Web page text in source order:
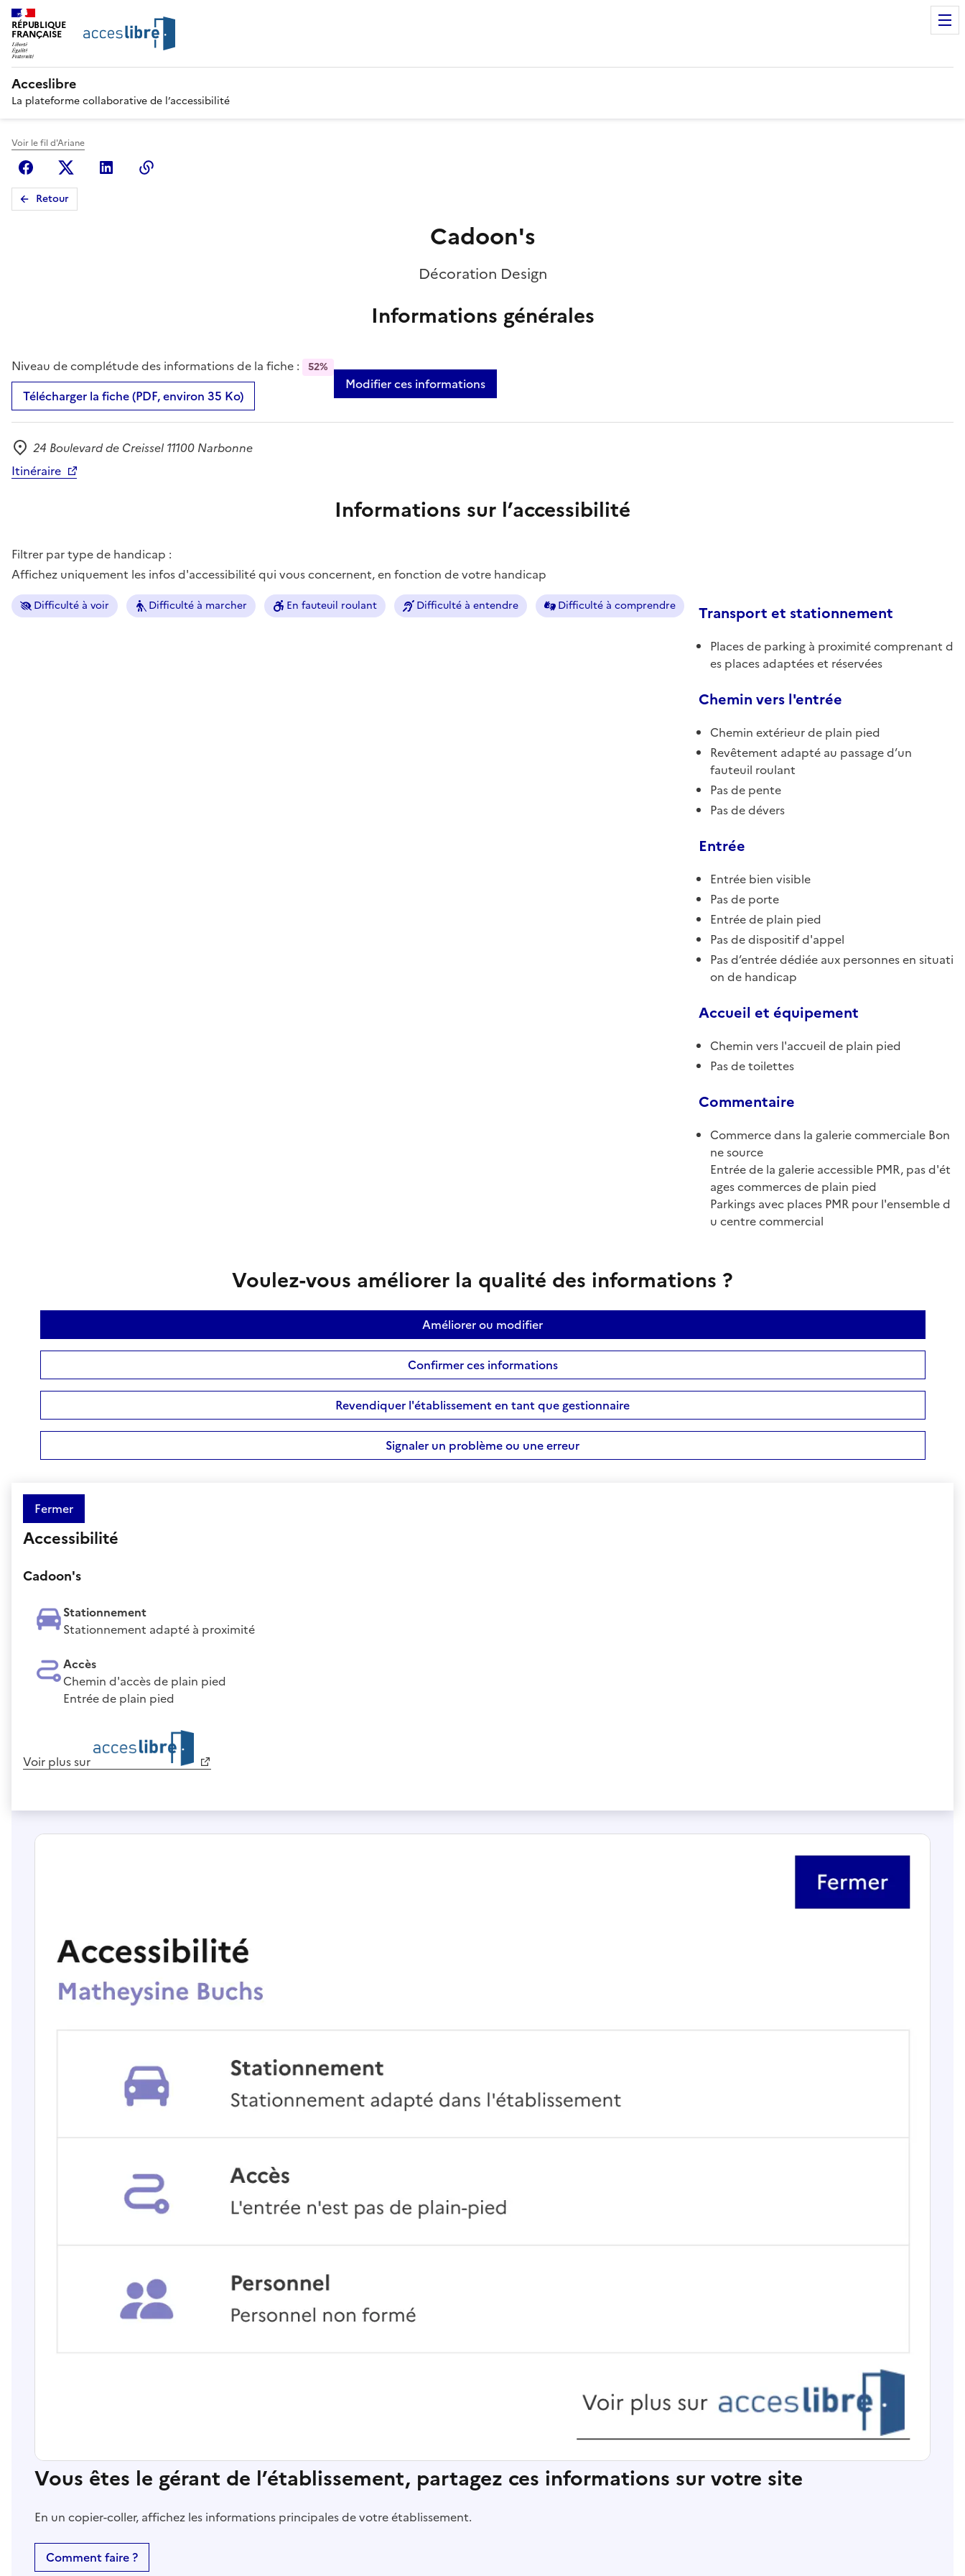
RÉPUBLIQUE
FRANÇAISE
Acceslibre
La plateforme collaborative de l’accessibilité
Voir le fil d'Ariane
FacebookX (anciennement Twitter)
Linkedin
Retour
Cadoon's
Décoration Design
Informations générales
Niveau de complétude des informations de la fiche : 52%
Télécharger la fiche (PDF, environ 35 Ko)
Modifier ces informations
Adresse
24 Boulevard de Creissel 11100 Narbonne
Itinéraire
Informations sur l’accessibilité
Filtrer par type de handicap :
Affichez uniquement les infos d'accessibilité qui vous concernent, en fonction de votre handicap
Difficulté à voir Difficulté à marcher En fauteuil roulant Difficulté à entendre Difficulté à comprendre Transport et stationnement
Places de parking à proximité comprenant d
es places adaptées et réservées
Chemin vers l'entrée
Chemin extérieur de plain pied
Revêtement adapté au passage d’un
fauteuil roulant
Pas de pente
Pas de dévers
Entrée
Entrée bien visible
Pas de porte
Entrée de plain pied
Pas de dispositif d'appel
Pas d’entrée dédiée aux personnes en situati
on de handicap
Accueil et équipement
Chemin vers l'accueil de plain pied
Pas de toilettes
Commentaire
Commerce dans la galerie commerciale Bon
ne source
Entrée de la galerie accessible PMR, pas d'ét
ages commerces de plain pied
Parkings avec places PMR pour l'ensemble d
u centre commercial
Voulez-vous améliorer la qualité des informations ?
Améliorer ou modifier
Confirmer ces informations
Revendiquer l'établissement en tant que gestionnaire
Signaler un problème ou une erreur
Fermer
Accessibilité
Cadoon's
Stationnement
Stationnement adapté à proximité
Accès
Chemin d'accès de plain pied
Entrée de plain pied
Voir plus sur
Vous êtes le gérant de l’établissement, partagez ces informations sur votre site
En un copier-coller, affichez les informations principales de votre établissement.
Comment faire ?